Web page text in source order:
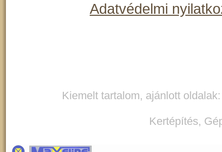
Adatvédelmi
Kiemelt tartalom, ajánlott
Kertépítés,